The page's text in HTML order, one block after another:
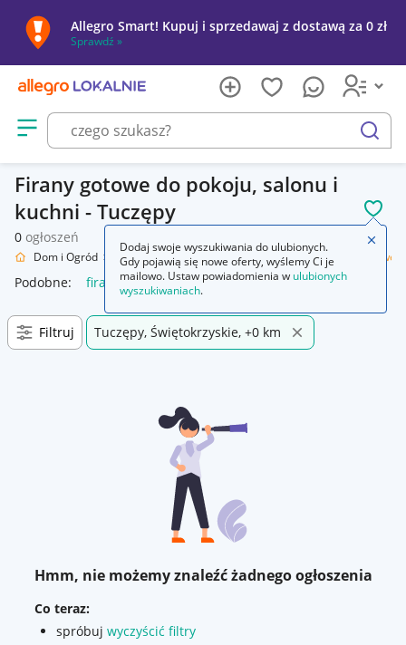
Allegro Smart! Kupuj i sprzedawaj z dostawą za 0 zł
Sprawdź »
Otwórz menu z kategoriami
szukaj
Firany gotowe do pokoju, salonu i
kuchni - Tuczępy
0 ogłoszeń
Dom i Ogród Wyposażenie Wystrój okien Firany Firany gotowe
Podobne: firany gotowe firany gotowe na okno balkonowe
Filtruj Tuczępy, Świętokrzyskie, +0 km
Hmm, nie możemy znaleźć żadnego ogłoszenia
Co teraz:
spróbuj wyczyścić filtry
Dodaj swoje wyszukiwania do ulubionych.
Gdy pojawią się nowe oferty, wyślemy Ci je
mailowo. Ustaw powiadomienia w ulubionych
wyszukiwaniach.